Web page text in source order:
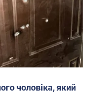
чоловіка, який